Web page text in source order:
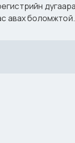
авах боломжтой.